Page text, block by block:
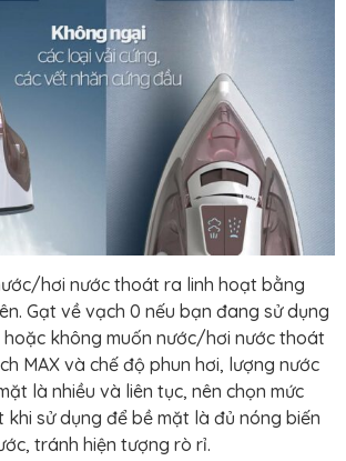
hơi nước thoát ra linh hoạt bằng
Gạt về vạch 0 nếu bạn đang sử dụng
hoặc không muốn nước/hơi nước thoát
MAX và chế độ phun hơi, lượng nước
là nhiều và liên tục, nên chọn mức
sử dụng để bề mặt là đủ nóng biến
tránh hiện tượng rò rỉ.